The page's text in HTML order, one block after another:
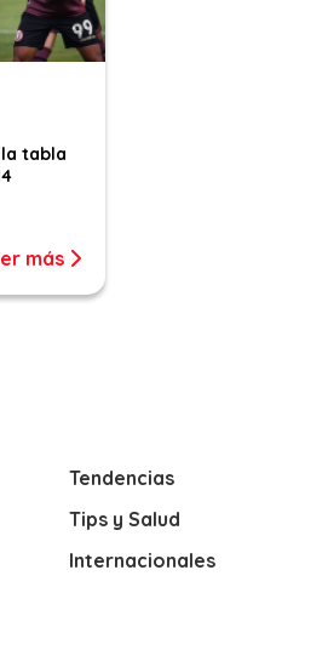
tabla
más
Tendencias
Tips y Salud
Internacionales